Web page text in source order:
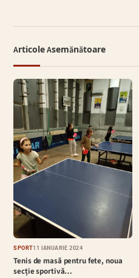
Articole Asemănătoare
SPORT11 IANUARIE 2024
Tenis de masă pentru fete, noua
secție sportivă…